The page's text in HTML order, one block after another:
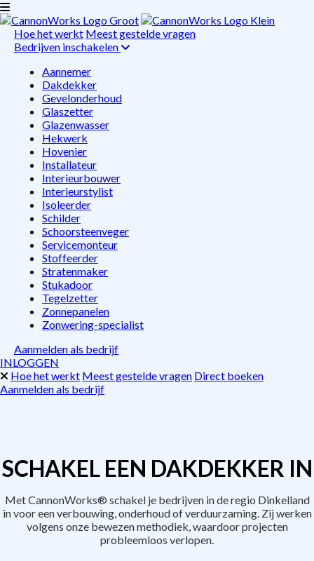
Hoe het werkt Meest gestelde vragen
Bedrijven inschakelen
Aannemer
Dakdekker
Gevelonderhoud
Glaszetter
Glazenwasser
Hekwerk
Hovenier
Installateur
Interieurbouwer
Interieurstylist
Isoleerder
Schilder
Schoorsteenveger
Servicemonteur
Stoffeerder
Stratenmaker
Stukadoor
Tegelzetter
Zonnepanelen
Zonwering-specialist
Aanmelden als bedrijf
INLOGGEN
Hoe het werkt Meest gestelde vragen Direct boeken
Aanmelden als bedrijf
SCHAKEL EEN DAKDEKKER IN
Met CannonWorks® schakel je bedrijven in de regio Dinkelland
in voor een verbouwing, onderhoud of verduurzaming. Zij werken
volgens onze bewezen methodiek, waardoor projecten
probleemloos verlopen.